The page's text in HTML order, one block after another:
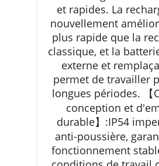
et rapides. La
nouvellement
plus rapide que la
classique, et la
externe et
permet de travailler
longues périodes. 【
conception et
durable】:IP54
anti-poussière,
fonctionnement